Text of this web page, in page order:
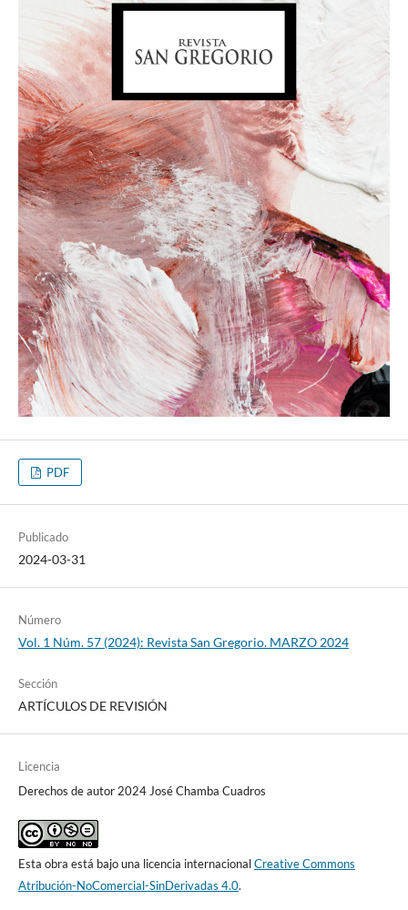
PDF
Publicado
2024-03-31
Número
Vol. 1 Núm. 57 (2024): Revista San Gregorio. MARZO 2024
Sección
ARTÍCULOS DE REVISIÓN
Licencia
Derechos de autor 2024 José Chamba Cuadros
Esta obra está bajo una licencia internacionalCreative Commons
Atribución-NoComercial-SinDerivadas 4.0.